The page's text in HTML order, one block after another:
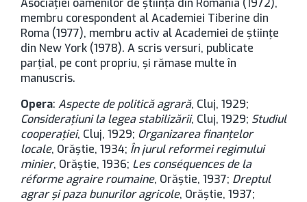
Asociației oamenilor de știință din România (1972),
membru corespondent al Academiei Tiberine din
Roma (1977), membru activ al Academiei de științe
din New York (1978). A scris versuri, publicate
parțial, pe cont propriu, și rămase multe în
manuscris.
Opera: Aspecte de politică agrară, Cluj, 1929;
Considerațiuni la legea stabilizării, Cluj, 1929; Studiul
cooperației, Cluj, 1929; Organizarea finanțelor
locale, Orăștie, 1934; În jurul reformei regimului
minier, Orăștie, 1936; Les conséquences de la
réforme agraire roumaine, Orăștie, 1937; Dreptul
agrar și paza bunurilor agricole, Orăștie, 1937;